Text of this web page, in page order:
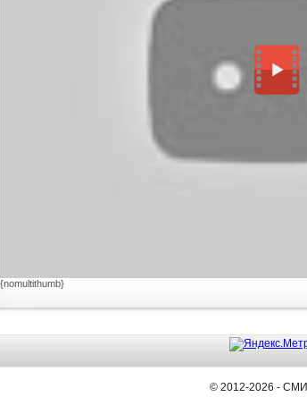
{nomultithumb}
© 2012-2026 -